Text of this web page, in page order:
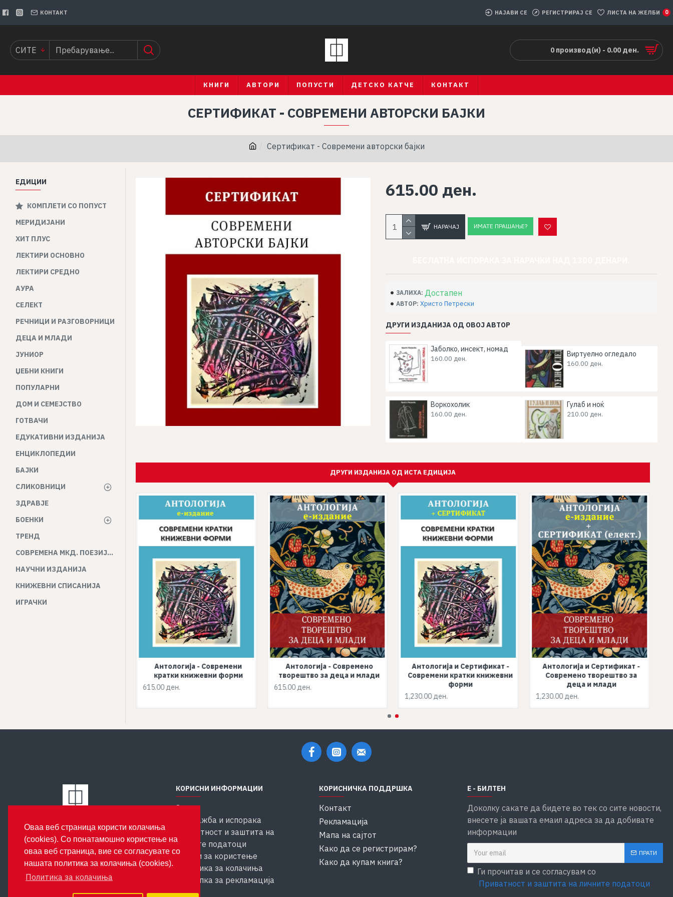
Оваа веб страница користи колачиња
(cookies). Со понатамошно користење на
оваа веб страница, вие се согласувате со
нашата политика за колачиња (cookies).
Политика за колачиња
КОНТАКТ НАЈАВИ СЕ РЕГИСТРИРАЈ СЕ ЛИСТА НА ЖЕЛБИ 0
СИТЕ 0 производ(и) - 0.00 ден.
КНИГИ АВТОРИ ПОПУСТИ ДЕТСКО КАТЧЕ КОНТАКТ
Сертификат - Современи авторски бајки
СЕРТИФИКАТ - СОВРЕМЕНИ АВТОРСКИ БАЈКИ
ЕДИЦИИ
КОМПЛЕТИ СО ПОПУСТ
МЕРИДИЈАНИ
ХИТ ПЛУС
ЛЕКТИРИ ОСНОВНО
ЛЕКТИРИ СРЕДНО
АУРА
СЕЛЕКТ
РЕЧНИЦИ И РАЗГОВОРНИЦИ
ДЕЦА И МЛАДИ
ЈУНИОР
ЏЕБНИ КНИГИ
ПОПУЛАРНИ
ДОМ И СЕМЕЈСТВО
ГОТВАЧИ
ЕДУКАТИВНИ ИЗДАНИЈА
ЕНЦИКЛОПЕДИИ
БАЈКИ
СЛИКОВНИЦИ
ЗДРАВЈЕ
БОЕНКИ
ТРЕНД
СОВРЕМЕНА МКД. ПОЕЗИЈА И ПРОЗА
НАУЧНИ ИЗДАНИЈА
КНИЖЕВНИ СПИСАНИЈА
ИГРАЧКИ
ЗАЛИХА: Достапен
АВТОР: Христо Петрески
615.00 ден.
НАРАЧАЈ ИМАТЕ ПРАШАЊЕ?
ДРУГИ ИЗДАНИЈА ОД ОВОЈ АВТОР
Јаболко, инсект, номад
160.00 ден.
Виртуелно огледало
160.00 ден.
Воркохолик
160.00 ден.
Гулаб и ноќ
210.00 ден.
ДРУГИ ИЗДАНИЈА ОД ИСТА ЕДИЦИЈА
Антологија - Современи
кратки книжевни форми
615.00 ден.
Антологија - Современо
творештво за деца и млади
615.00 ден.
Антологија и Сертификат -
Современи кратки книжевни
форми
1,230.00 ден.
Антологија и Сертификат -
Современо творештво за
деца и млади
1,230.00 ден.
ул. Костурски Херои бр. 35
1000 Скопје
КОРИСНИ ИНФОРМАЦИИ
За нас
Продажба и испорака
Приватност и заштита на
личните податоци
Услови за користење
Политика за колачиња
Постапка за рекламација
КОРИСНИЧКА ПОДДРШКА
Контакт
Рекламација
Мапа на сајтот
Како да се регистрирам?
Како да купам книга?
Е - БИЛТЕН
Доколку сакате да бидете во тек со сите новости,
внесете ја вашата емаил адреса за да добивате
информации
ПРАТИ
Ги прочитав и се согласувам со
Приватност и заштита на личните податоци